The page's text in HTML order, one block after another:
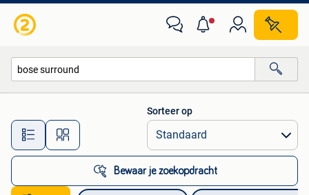
Alle afstanden…
Sorteer op
Bewaar je zoekopdracht